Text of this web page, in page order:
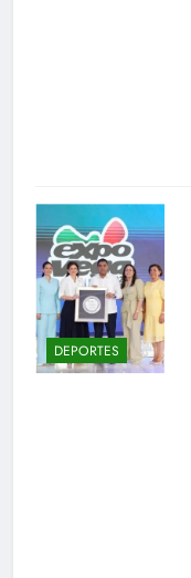
DEPORTES